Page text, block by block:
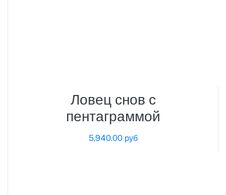
Ловец снов с
пентаграммой
5,940.00 руб